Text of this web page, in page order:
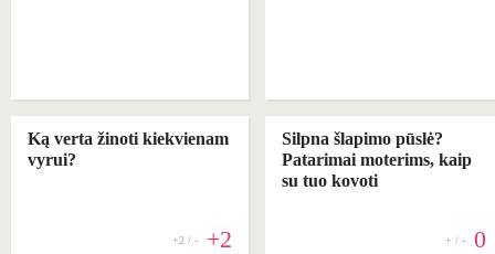
Ką verta žinoti kiekvienam
vyrui?
+2 / - +2
Silpna šlapimo pūslė?
Patarimai moterims, kaip
su tuo kovoti
+ / - 0